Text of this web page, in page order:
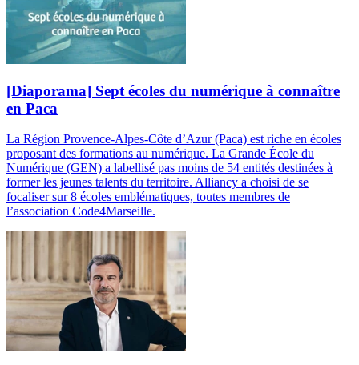
[Diaporama] Sept écoles du numérique à connaître
en Paca
La Région Provence-Alpes-Côte d’Azur (Paca) est riche en écoles
proposant des formations au numérique. La Grande École du
Numérique (GEN) a labellisé pas moins de 54 entités destinées à
former les jeunes talents du territoire. Alliancy a choisi de se
focaliser sur 8 écoles emblématiques, toutes membres de
l’association Code4Marseille.